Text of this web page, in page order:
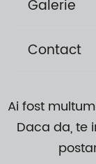
Galerie
Contact
Ai fost
Daca da, te